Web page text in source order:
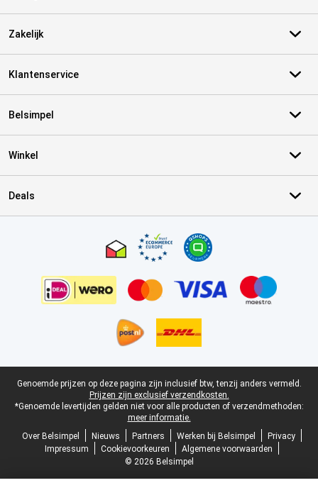
Zakelijk
Klantenservice
Belsimpel
Winkel
Deals
Juridische voettekst
Genoemde prijzen op deze pagina zijn inclusief btw, tenzij anders vermeld.
Prijzen zijn exclusief verzendkosten.
*Genoemde levertijden gelden niet voor alle producten of verzendmethoden:
meer informatie.
Over Belsimpel
Nieuws Partners Werken bij Belsimpel
Privacy
Impressum
Cookievoorkeuren
Algemene voorwaarden
© 2026 Belsimpel